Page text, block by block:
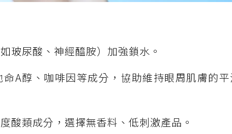
玻尿酸、神經醯胺）加強鎖水。
A醇、咖啡因等成分，協助維持眼周肌膚的
酸類成分，選擇無香料、低刺激產品。